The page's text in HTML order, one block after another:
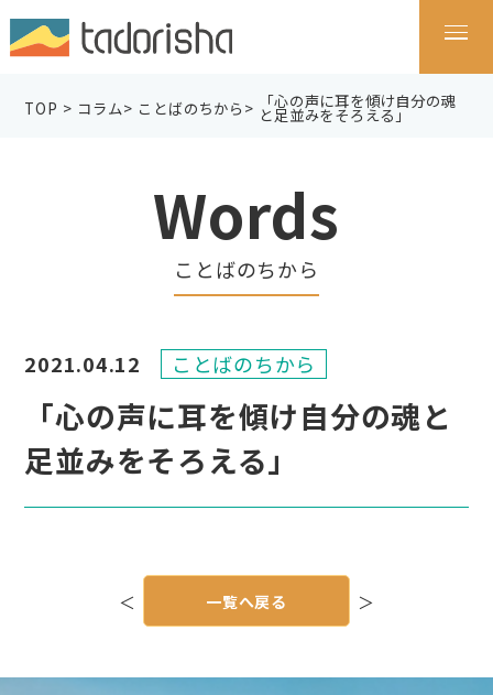
TOP > コラム> ことばのちから > 「心の声に耳を傾け自分の魂
と足並みをそろえる」
Words
ことばのちから
「心の声に耳を傾け自分の魂と
足並みをそろえる」
2021.04.12 ことばのちから
シ
＜ ＞
一覧へ戻る